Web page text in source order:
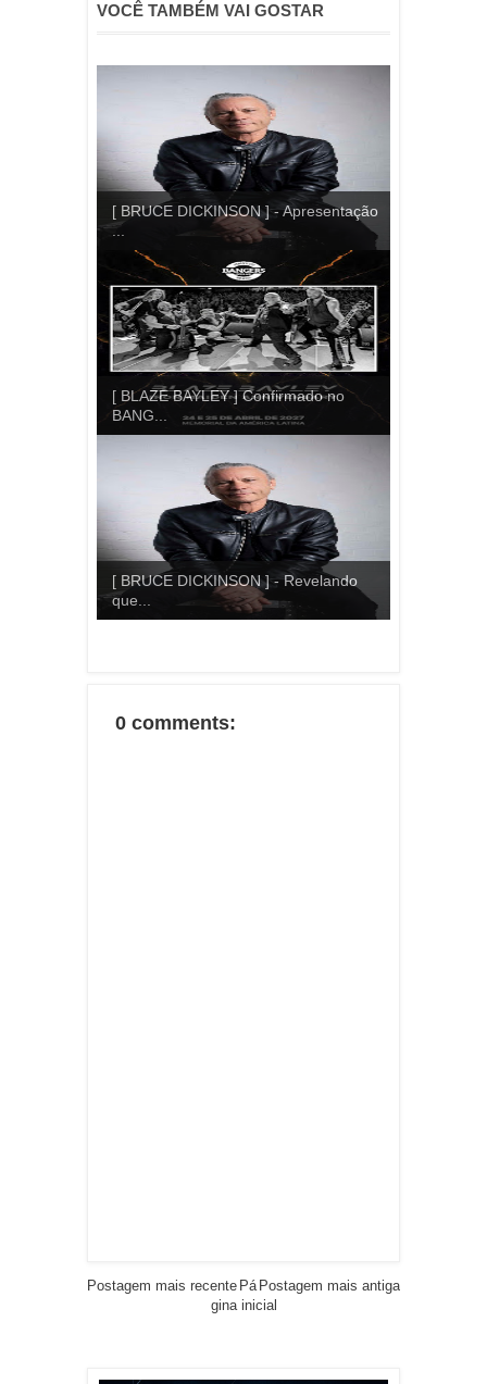
VOCÊ TAMBÉM VAI GOSTAR
[ BRUCE DICKINSON ] - Apresentação
...
[ BLAZE BAYLEY ] Confirmado no
BANG...
[ BRUCE DICKINSON ] - Revelando
que...
0 comments:
Postagem mais recente Postagem mais antiga
Pá
gina inicial